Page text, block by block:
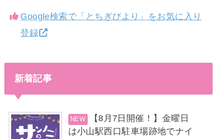
Google検索で「とちぎびより」をお気に入り
登録
新着記事
【8月7日開催！】金曜日
は小山駅西口駐車場跡地でナイ